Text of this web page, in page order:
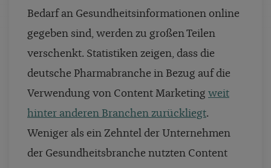
Bedarf an Gesundheitsinformationen online
gegeben sind, werden zu großen Teilen
verschenkt. Statistiken zeigen, dass die
deutsche Pharmabranche in Bezug auf die
Verwendung von Content Marketing weit
hinter anderen Branchen zurückliegt.
Weniger als ein Zehntel der Unternehmen
der Gesundheitsbranche nutzten Content